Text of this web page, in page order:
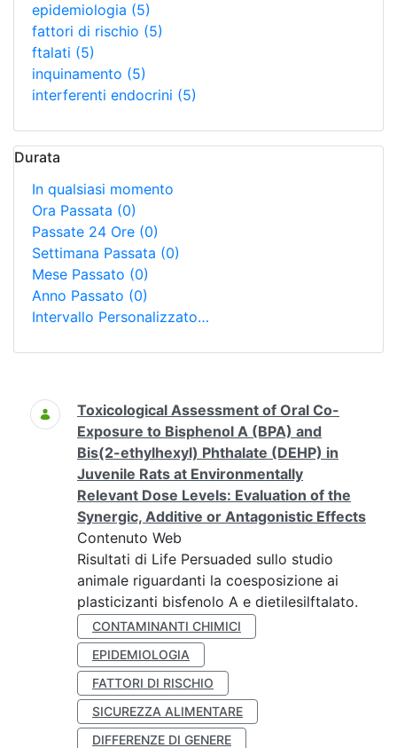
epidemiologia (5)
fattori di rischio (5)
ftalati (5)
inquinamento (5)
interferenti endocrini (5)
Durata
In qualsiasi momento
Ora Passata (0)
Passate 24 Ore (0)
Settimana Passata (0)
Mese Passato (0)
Anno Passato (0)
Intervallo Personalizzato…
Ricerca
Toxicological Assessment of Oral Co-
Exposure to Bisphenol A (BPA) and
Bis(2-ethylhexyl) Phthalate (DEHP) in
Juvenile Rats at Environmentally
Relevant Dose Levels: Evaluation of the
Synergic, Additive or Antagonistic Effects
Contenuto Web
Risultati di Life Persuaded sullo studio
animale riguardanti la coesposizione ai
plasticizanti bisfenolo A e dietilesilftalato.
CONTAMINANTI CHIMICI
EPIDEMIOLOGIA
FATTORI DI RISCHIO
SICUREZZA ALIMENTARE
DIFFERENZE DI GENERE